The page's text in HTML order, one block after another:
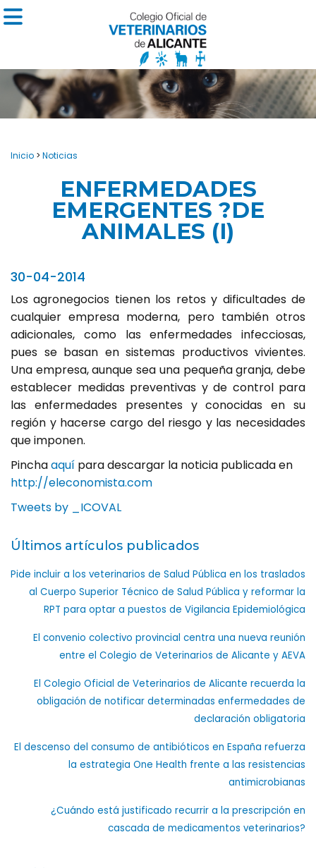
Inicio > Noticias
ENFERMEDADES
EMERGENTES ?DE
ANIMALES (I)
30-04-2014
Los agronegocios tienen los retos y dificultades de
cualquier empresa moderna, pero también otros
adicionales, como las enfermedades infecciosas,
pues se basan en sistemas productivos vivientes.
Una empresa, aunque sea una pequeña granja, debe
establecer medidas preventivas y de control para
las enfermedades presentes y conocidas en su
región y hacerse cargo del riesgo y las necesidades
que imponen.
Pinchaaquí para descargar la noticia publicada en
http://eleconomista.com
Tweets by _ICOVAL
Últimos artículos publicados
Pide incluir a los veterinarios de Salud Pública en los traslados
al Cuerpo Superior Técnico de Salud Pública y reformar la
RPT para optar a puestos de Vigilancia Epidemiológica
El convenio colectivo provincial centra una nueva reunión
entre el Colegio de Veterinarios de Alicante y AEVA
El Colegio Oficial de Veterinarios de Alicante recuerda la
obligación de notificar determinadas enfermedades de
declaración obligatoria
El descenso del consumo de antibióticos en España refuerza
la estrategia One Health frente a las resistencias
antimicrobianas
¿Cuándo está justificado recurrir a la prescripción en
cascada de medicamentos veterinarios?